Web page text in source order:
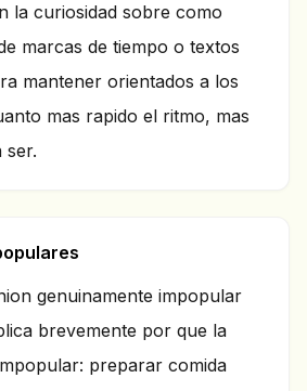
la curiosidad sobre como
marcas de tiempo o textos
mantener orientados a los
mas rapido el ritmo, mas
ser.
genuinamente impopular
brevemente por que la
preparar comida